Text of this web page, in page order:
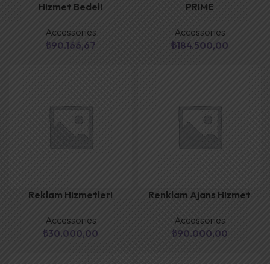
Hizmet Bedeli
Accessories
₺90.166,67
PRIME
Accessories
₺184.500,00
Reklam Hizmetleri
Accessories
₺30.000,00
Renklam Ajans Hizmet
Accessories
₺90.000,00